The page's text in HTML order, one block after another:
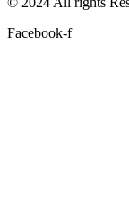
Facebook-f